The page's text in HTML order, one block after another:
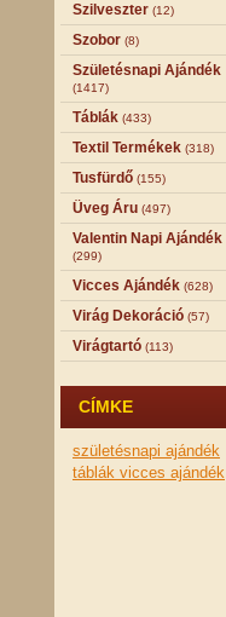
Szilveszter (12)
Szobor (8)
Születésnapi Ajándék
(1417)
Táblák (433)
Textil Termékek (318)
Tusfürdő (155)
Üveg Áru (497)
Valentin Napi Ajándék
(299)
Vicces Ajándék (628)
Virág Dekoráció (57)
Virágtartó (113)
CÍMKE
születésnapi ajándék
táblák vicces ajándék